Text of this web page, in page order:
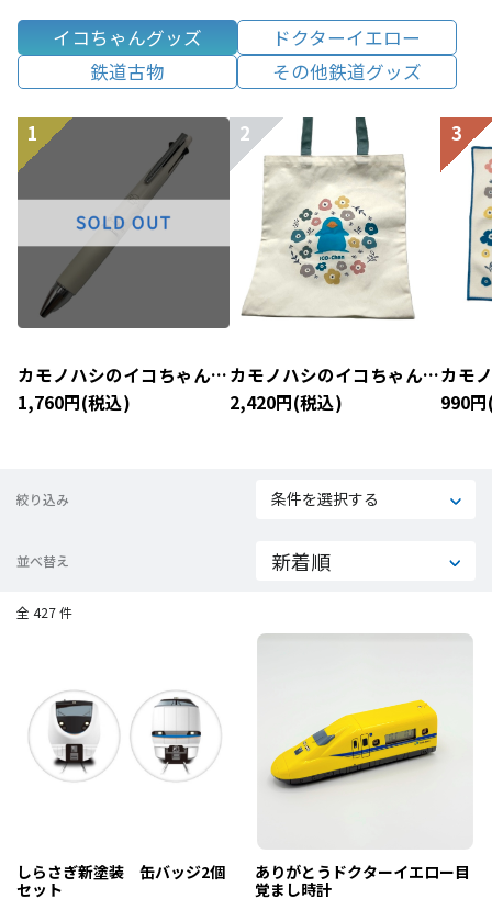
イコちゃんグッズ
ドクターイエロー
鉄道古物
その他鉄道グッズ
カモノハシのイコちゃん×
北欧 ジェットストリーム
４＆１
1,760円(税込)
カモノハシのイコちゃん×
北欧 トートバッグ
2,420円(税込)
カモ
北欧
990
絞り込み 条件を選択する
並べ替え
全 427 件
しらさぎ新塗装 缶バッジ2個
セット
ありがとうドクターイエロー目
覚まし時計